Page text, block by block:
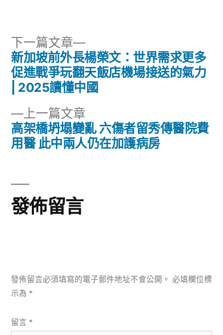
文
章
導
覽
上一篇文章
一
篇
高架橋坍塌變亂 六傷者留秀傳醫院費
用醫 此中兩人仍在加護病房
下一篇文章
下
一
篇
文
新加坡前外長楊榮文：世界需求更多
促進戰爭玩翻天飯店機場接送的氣力
| 2025讀懂中國
發佈留言
發佈留言必須填寫的電子郵件地址不會公開。 必填欄位標
示為 *
留言 *